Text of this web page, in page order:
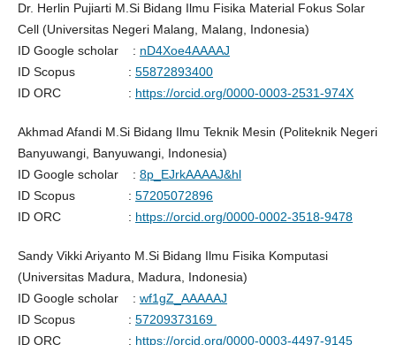
Dr. Herlin Pujiarti M.Si Bidang Ilmu Fisika Material Fokus Solar
Cell (Universitas Negeri Malang, Malang, Indonesia)
ID Google scholar : nD4Xoe4AAAAJ
ID Scopus : 55872893400
ID ORC : https://orcid.org/0000-0003-2531-974X
Akhmad Afandi M.Si Bidang Ilmu Teknik Mesin (Politeknik Negeri
Banyuwangi, Banyuwangi, Indonesia)
ID Google scholar : 8p_EJrkAAAAJ&hl
ID Scopus : 57205072896
ID ORC : https://orcid.org/0000-0002-3518-9478
Sandy Vikki Ariyanto M.Si Bidang Ilmu Fisika Komputasi
(Universitas Madura, Madura, Indonesia)
ID Google scholar : wf1gZ_AAAAAJ
ID Scopus : 57209373169
ID ORC : https://orcid.org/0000-0003-4497-9145